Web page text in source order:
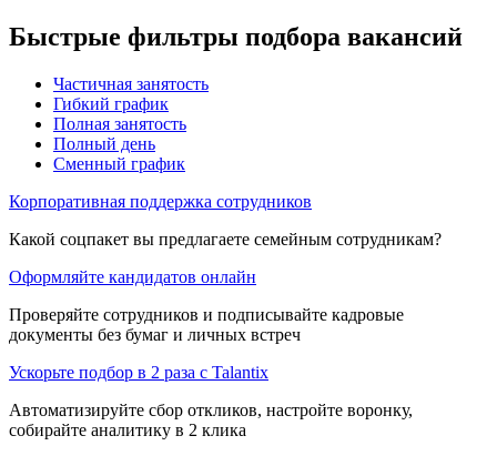
Быстрые фильтры подбора вакансий
Частичная занятость
Гибкий график
Полная занятость
Полный день
Сменный график
Корпоративная поддержка сотрудников
Какой соцпакет вы предлагаете семейным сотрудникам?
Оформляйте кандидатов онлайн
Проверяйте сотрудников и подписывайте кадровые
документы без бумаг и личных встреч
Ускорьте подбор в 2 раза с Talantix
Автоматизируйте сбор откликов, настройте воронку,
собирайте аналитику в 2 клика